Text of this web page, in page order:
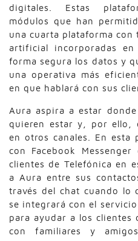
digitales. Estas
módulos que han
una cuarta plataforma
artificial incorporadas
forma segura los datos y
una operativa más
en que hablará con sus
Aura aspira a estar
quieren estar y, por ello,
en otros canales. En esta
con Facebook
clientes de Telefónica en
a Aura entre sus
través del chat cuando lo
se integrará con el servicio
para ayudar a los clientes
con familiares y